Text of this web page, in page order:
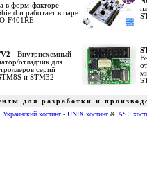
в форм-факторе
и работает в паре
F401RE
- Внутрисхемный
отладчик для
серий
и STM32
для разработки и
Украинский хостинг - UNIX хостинг & ASP